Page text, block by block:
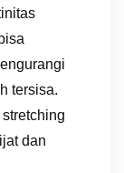
tersisa.
dan